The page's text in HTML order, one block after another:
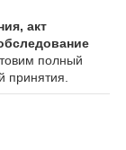
акт
полный
принятия.